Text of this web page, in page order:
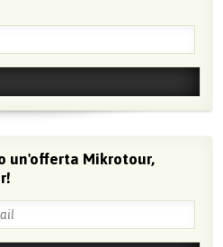
un'offerta Mikrotour,